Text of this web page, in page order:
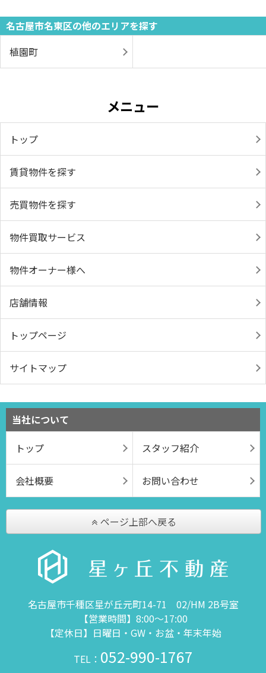
名古屋市名東区の他のエリアを探す
植園町
メニュー
トップ
賃貸物件を探す
売買物件を探す
物件買取サービス
物件オーナー様へ
店舗情報
トップページ
サイトマップ
当社について
トップ
スタッフ紹介
会社概要 お問い合わせ
ページ上部へ戻る
名古屋市千種区星が丘元町14-71 02/HM 2B号室
【営業時間】8:00～17:00
【定休日】日曜日・GW・お盆・年末年始
TEL： 052-990-1767